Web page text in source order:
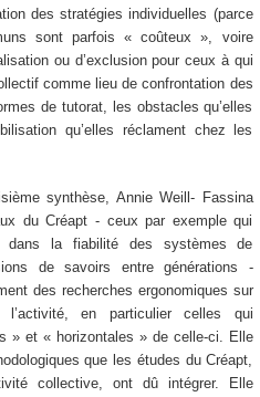
des stratégies individuelles (parce
sont parfois « coûteux », voire
ou d’exclusion pour ceux à qui
comme lieu de confrontation des
de tutorat, les obstacles qu’elles
qu’elles réclament chez les
synthèse, Annie Weill- Fassina
du Créapt - ceux par exemple qui
la fiabilité des systèmes de
de savoirs entre générations -
des recherches ergonomiques sur
l’activité, en particulier celles qui
» et « horizontales » de celle-ci. Elle
que les études du Créapt,
collective, ont dû intégrer. Elle